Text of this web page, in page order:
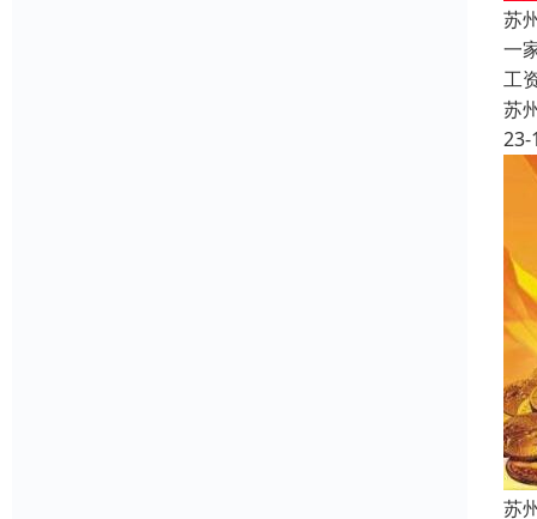
苏
一
工
苏
23-
苏